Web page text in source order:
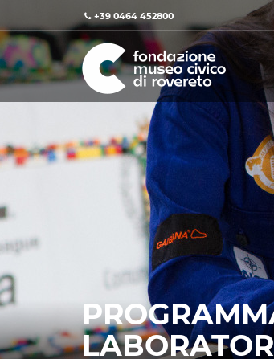
+39 0464 452800